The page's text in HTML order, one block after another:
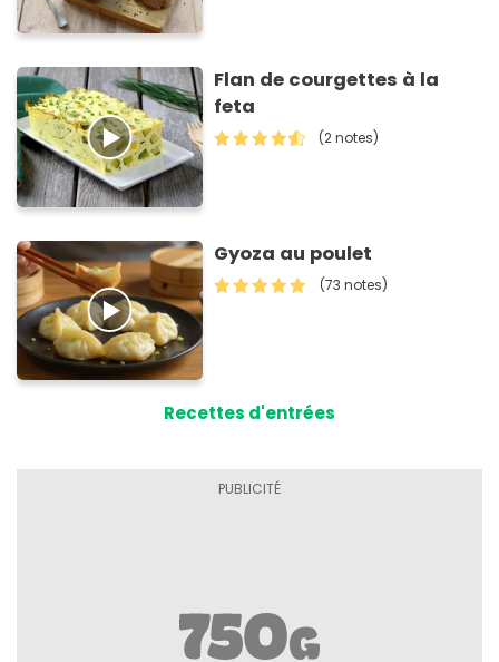
Flan de courgettes à la
feta
(2 notes)
Gyoza au poulet
(73 notes)
Recettes d'entrées